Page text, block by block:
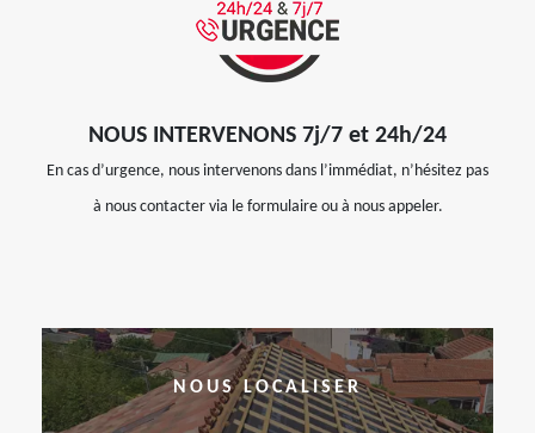
NOUS INTERVENONS 7j/7 et 24h/24
En cas d’urgence, nous intervenons dans l’immédiat, n’hésitez pas
à nous contacter via le formulaire ou à nous appeler.
NOUS LOCALISER